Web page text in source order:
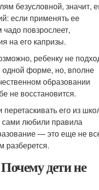
безусловной, значит,
если применять ее
повзрослеет,
на его капризы.
ребенку не
одной форме, но, вполне
образовании
не восстановится.
его из
сами любили правила
— это еще не
разберется.
дети не